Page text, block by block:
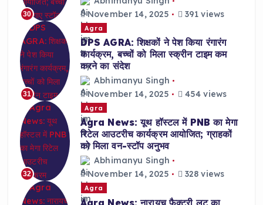
30
November 14, 2025
391 views
31
Agra
DPS AGRA: शिक्षकों ने पेश किया रंगारंग
कार्यक्रम, बच्चों को मिला स्क्रीन टाइम कम
करने का संदेश
Abhimanyu Singh
November 14, 2025
454 views
32
Agra
Agra News: यूथ हॉस्टल में PNB का मेगा
रिटेल आउटरीच कार्यक्रम आयोजित; ग्राहकों
को मिला वन-स्टॉप अनुभव
Abhimanyu Singh
November 14, 2025
328 views
Agra
Agra News: नारायच फैक्ट्री लूट का